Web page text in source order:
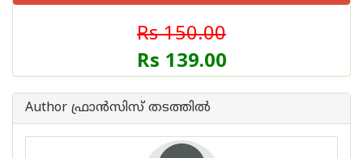
Rs 150.00
Rs 139.00
Author ഫ്രാൻസിസ് തടത്തിൽ